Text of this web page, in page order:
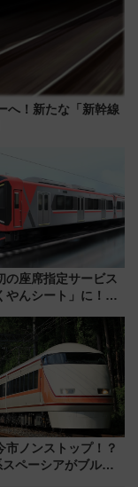
へ！新たな「新幹線
の座席指定サービス
やんシート」に！新
ノンストップ！？
ペーシアがブルー